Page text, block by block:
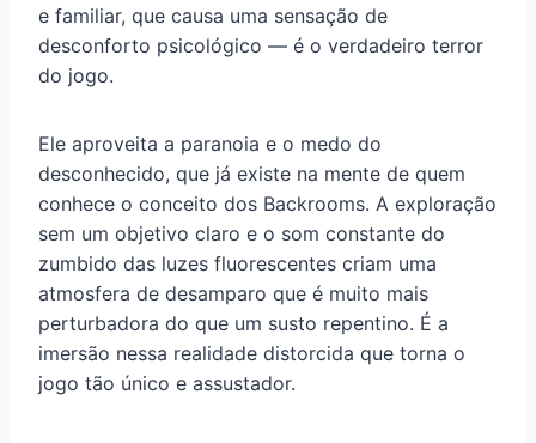
e familiar, que causa uma sensação de
desconforto psicológico — é o verdadeiro terror
do jogo.
Ele aproveita a paranoia e o medo do
desconhecido, que já existe na mente de quem
conhece o conceito dos Backrooms. A exploração
sem um objetivo claro e o som constante do
zumbido das luzes fluorescentes criam uma
atmosfera de desamparo que é muito mais
perturbadora do que um susto repentino. É a
imersão nessa realidade distorcida que torna o
jogo tão único e assustador.